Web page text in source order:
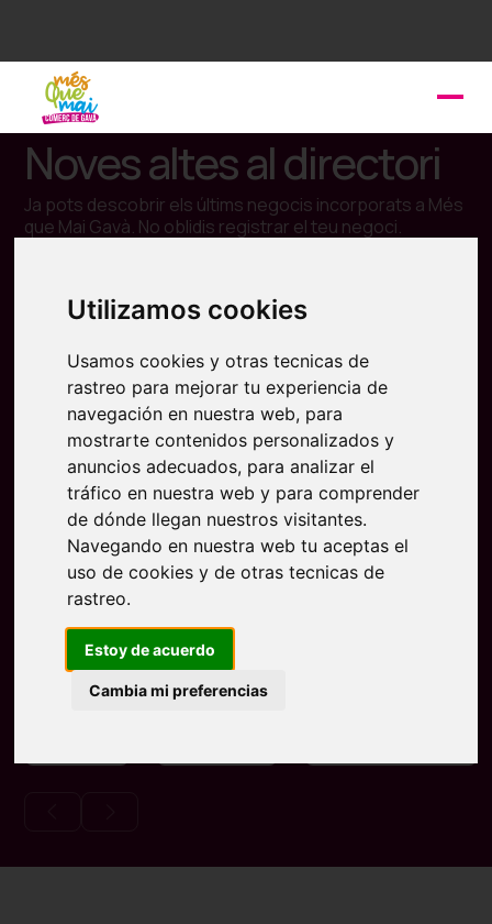
Utilizamos cookies
Usamos cookies y otras tecnicas de
rastreo para mejorar tu experiencia de
navegación en nuestra web, para
mostrarte contenidos personalizados y
anuncios adecuados, para analizar el
tráfico en nuestra web y para comprender
de dónde llegan nuestros visitantes.
Navegando en nuestra web tu aceptas el
uso de cookies y de otras tecnicas de
rastreo.
Estoy de acuerdo
Cambia mi preferencias
Noves altes al directori
Ja pots descobrir els últims negocis incorporats a Més
que Mai Gavà. No oblidis registrar el teu negoci.
Pels
petits
i mes
los
mares